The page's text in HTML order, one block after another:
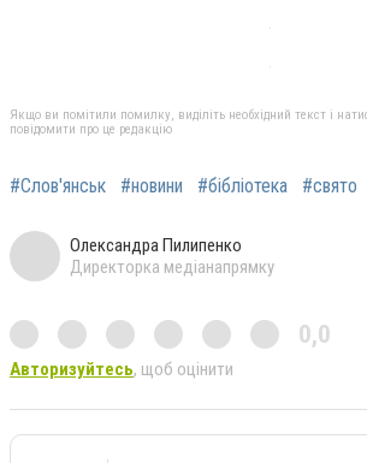
Якщо ви помітили помилку, виділіть необхідний текст і
повідомити про це редакцію
#Слов'янськ #новини #бібліотека #свято
Олександра Пилипенко
Директорка медіанапрямку
0,0
Авторизуйтесь, щоб оцінити